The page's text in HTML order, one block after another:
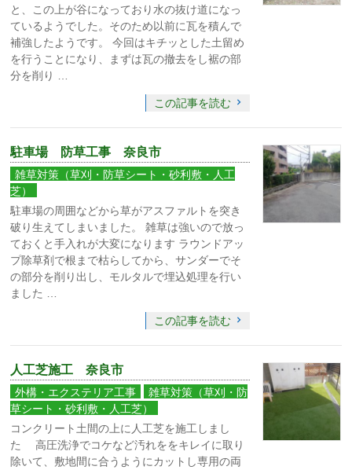
と、この上が谷になっており水の抜け道になっ
ているようでした。そのため以前に瓦を積んで
補強したようです。 今回はキチッとした土留め
を行うことになり、まずは瓦の撤去をし裾の部
分を削り …
この記事を読む
駐車場 防草工事 奈良市
雑草対策（草刈・防草シート・砂利敷・人工
芝）
駐車場の周囲などから草がアスファルトを突き
破り生えてしまいました。 雑草は強いので放っ
ておくと手入れが大変になります ラウンドアッ
プ除草剤で根まで枯らしてから、サンダーでそ
の部分を削り出し、モルタルで埋込処理を行い
ました …
この記事を読む
人工芝施工 奈良市
外構・エクステリア工事
雑草対策（草刈・防
草シート・砂利敷・人工芝）
コンクリート土間の上に人工芝を施工しまし
た 高圧洗浄でコケなど汚れををキレイに取り
除いて、敷地間に合うようにカットし専用の両